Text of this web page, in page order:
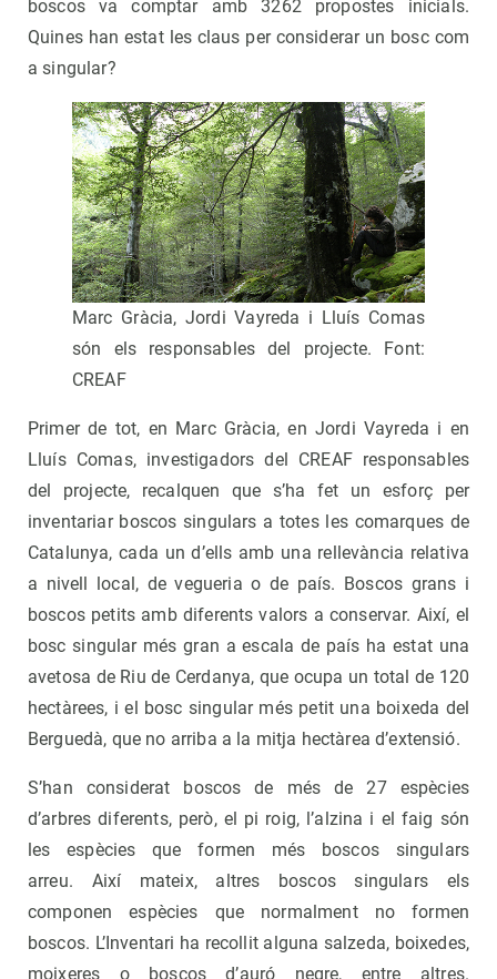
boscos va comptar amb 3262 propostes inicials.
Quines han estat les claus per considerar un bosc com
a singular?
Marc Gràcia, Jordi Vayreda i Lluís Comas
són els responsables del projecte. Font:
CREAF
Primer de tot, en Marc Gràcia, en Jordi Vayreda i en
Lluís Comas, investigadors del CREAF responsables
del projecte, recalquen que s’ha fet un esforç per
inventariar boscos singulars a totes les comarques de
Catalunya, cada un d’ells amb una rellevància relativa
a nivell local, de vegueria o de país. Boscos grans i
boscos petits amb diferents valors a conservar. Així, el
bosc singular més gran a escala de país ha estat una
avetosa de Riu de Cerdanya, que ocupa un total de 120
hectàrees, i el bosc singular més petit una boixeda del
Berguedà, que no arriba a la mitja hectàrea d’extensió.
S’han considerat boscos de més de 27 espècies
d’arbres diferents, però, el pi roig, l’alzina i el faig són
les espècies que formen més boscos singulars
arreu. Així mateix, altres boscos singulars els
componen espècies que normalment no formen
boscos. L’Inventari ha recollit alguna salzeda, boixedes,
moixeres o boscos d’auró negre, entre altres.